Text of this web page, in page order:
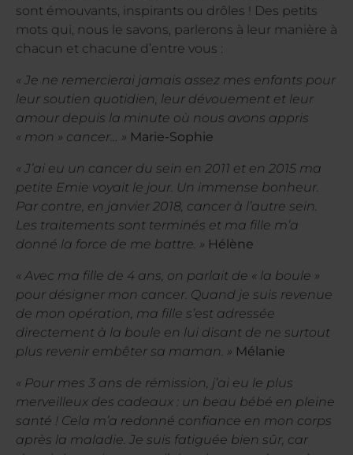
sont émouvants, inspirants ou drôles ! Des petits
mots qui, nous le savons, parlerons à leur manière à
chacun et chacune d’entre vous :
« Je ne remercierai jamais assez mes enfants pour
leur soutien quotidien, leur dévouement et leur
amour depuis la minute où nous avons appris
« mon » cancer… » Marie-Sophie
« J’ai eu un cancer du sein en 2011 et en 2015 ma
petite Emie voyait le jour. Un immense bonheur.
Par contre, en janvier 2018, cancer à l’autre sein.
Les traitements sont terminés et ma fille m’a
donné la force de me battre. » Hélène
« Avec ma fille de 4 ans, on parlait de « la boule »
pour désigner mon cancer. Quand je suis revenue
de mon opération, ma fille s’est adressée
directement à la boule en lui disant de ne surtout
plus revenir embêter sa maman. » Mélanie
« Pour mes 3 ans de rémission, j’ai eu le plus
merveilleux des cadeaux : un beau bébé en pleine
santé ! Cela m’a redonné confiance en mon corps
après la maladie. Je suis fatiguée bien sûr, car